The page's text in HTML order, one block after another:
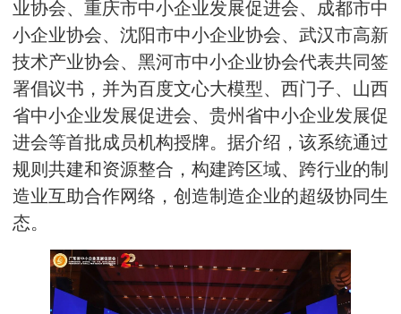
业协会、重庆市中小企业发展促进会、成都市中
小企业协会、沈阳市中小企业协会、武汉市高新
技术产业协会、黑河市中小企业协会代表共同签
署倡议书，并为百度文心大模型、西门子、山西
省中小企业发展促进会、贵州省中小企业发展促
进会等首批成员机构授牌。据介绍，该系统通过
规则共建和资源整合，构建跨区域、跨行业的制
造业互助合作网络，创造制造企业的超级协同生
态。